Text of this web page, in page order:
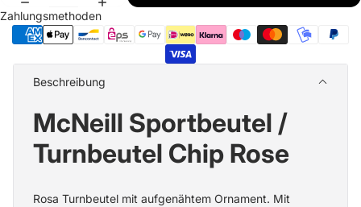
Zahlungsmethoden
Beschreibung
McNeill Sportbeutel /
Turnbeutel Chip Rose
Rosa Turnbeutel mit aufgenähtem Ornament. Mit